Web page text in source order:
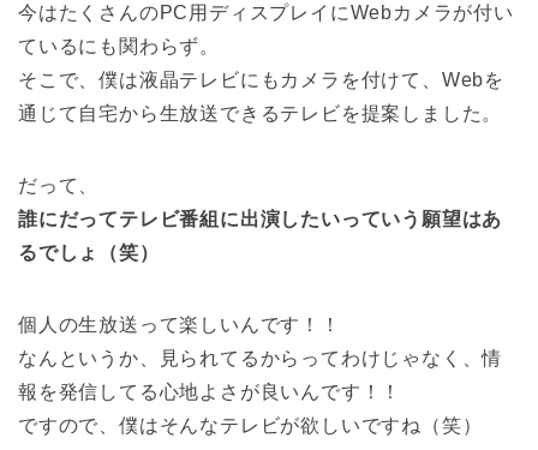
今はたくさんのPC用ディスプレイにWebカメラが付い
ているにも関わらず。
そこで、僕は液晶テレビにもカメラを付けて、Webを
通じて自宅から生放送できるテレビを提案しました。
だって、
誰にだってテレビ番組に出演したいっていう願望はあ
るでしょ（笑）
個人の生放送って楽しいんです！！
なんというか、見られてるからってわけじゃなく、情
報を発信してる心地よさが良いんです！！
ですので、僕はそんなテレビが欲しいですね（笑）